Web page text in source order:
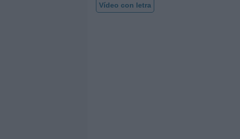
Vídeo con letra